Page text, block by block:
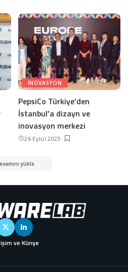
INOVASYON
PepsiCo Türkiye’den
İstanbul’a dizayn ve
inovasyon merkezi
26 Eylül 2023
yükle
ve Künye